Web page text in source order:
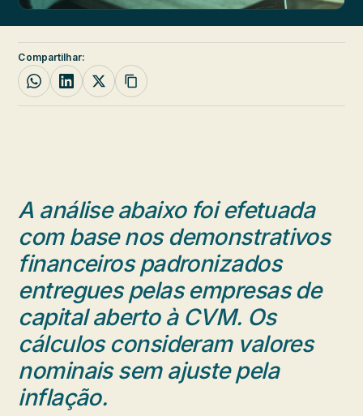
Compartilhar:
A análise abaixo foi efetuada
com base nos demonstrativos
financeiros padronizados
entregues pelas empresas de
capital aberto à CVM. Os
cálculos consideram valores
nominais sem ajuste pela
inflação.